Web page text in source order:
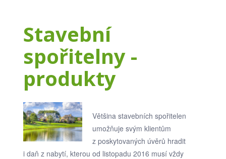
Stavební
spořitelny -
produkty
Většina stavebních spořitelen
umožňuje svým klientům
z poskytovaných úvěrů hradit
i daň z nabytí, kterou od listopadu 2016 musí vždy